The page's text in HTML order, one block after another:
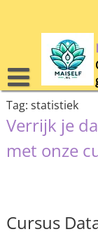
Tag: statistiek
Verrijk je
met onze
Cursus